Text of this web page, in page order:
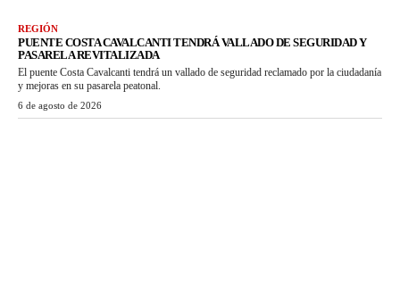
REGIÓN
PUENTE COSTA CAVALCANTI TENDRÁ VALLADO DE SEGURIDAD Y
PASARELA REVITALIZADA
El puente Costa Cavalcanti tendrá un vallado de seguridad reclamado por la ciudadanía
y mejoras en su pasarela peatonal.
6 de agosto de 2026